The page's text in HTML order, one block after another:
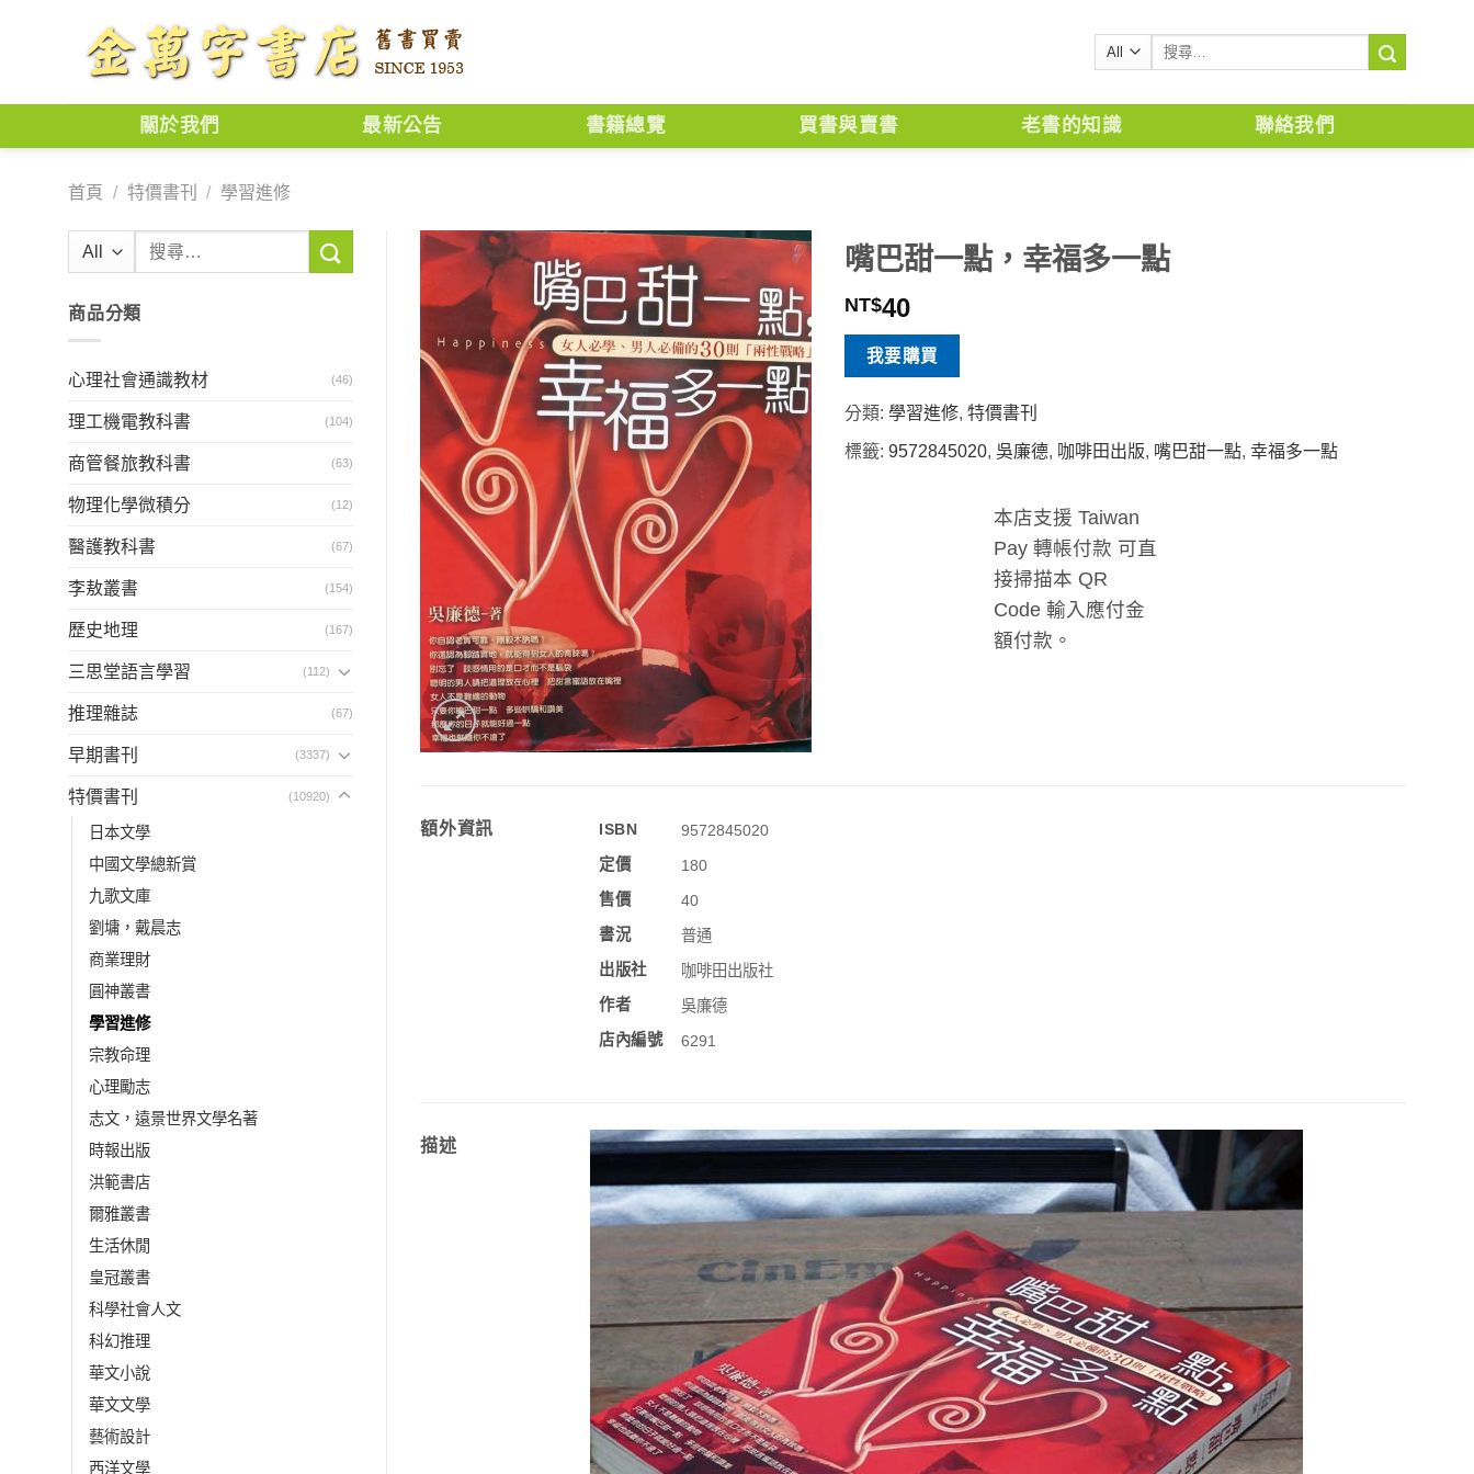
搜
鍵
關於我們 最新公告 書籍總覽 買書與賣書 老書的知識 聯絡我們
首頁 / 特價書刊 / 學習進修
鍵
商品分類
心理社會通識教材 (46)
理工機電教科書 (104)
商管餐旅教科書 (63)
物理化學微積分 (12)
醫護教科書 (67)
李敖叢書 (154)
歷史地理 (167)
三思堂語言學習 (112)
推理雜誌 (67)
早期書刊 (3337)
特價書刊 (10920)
日本文學
中國文學總新賞
九歌文庫
劉墉，戴晨志
商業理財
圓神叢書
學習進修
宗教命理
心理勵志
志文，遠景世界文學名著
時報出版
洪範書店
爾雅叢書
生活休閒
皇冠叢書
科學社會人文
科幻推理
華文小說
華文文學
藝術設計
西洋文學
嘴巴甜一點，幸福多一點
NT$40
我要購買
分類:學習進修,特價書刊
標籤:9572845020, 吳廉德, 咖啡田出版, 嘴巴甜一點,幸福多一點
本店支援 Taiwan
Pay 轉帳付款 可直
接掃描本 QR
Code 輸入應付金
額付款。
額外資訊 ISBN
9572845020
定價
180
售價
40
書況
普通
出版社
咖啡田出版社
作者
吳廉德
店內編號
6291
描述